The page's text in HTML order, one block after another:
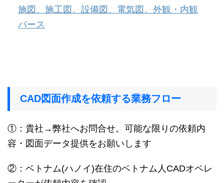
施図、施工図、設備図、電気図、外観・内観
パース
CAD図面作成を依頼する業務フロー
①：貴社→弊社へお問合せ。可能な限りの依頼内
容・図面データ提供をお願いします
②：ベトナム(ハノイ)在住のベトナム人CADオペレ